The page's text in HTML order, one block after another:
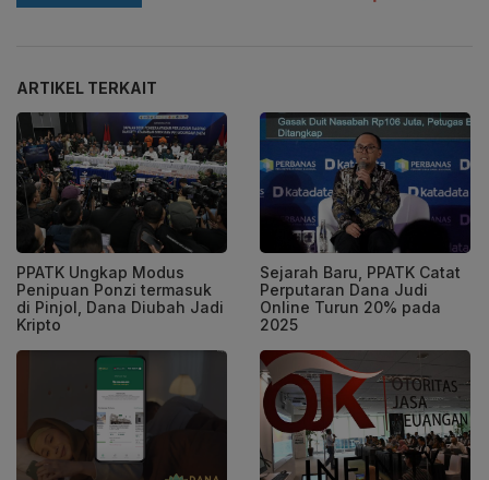
ARTIKEL TERKAIT
PPATK Ungkap Modus
Penipuan Ponzi termasuk
di Pinjol, Dana Diubah Jadi
Kripto
Sejarah Baru, PPATK Catat
Perputaran Dana Judi
Online Turun 20% pada
2025